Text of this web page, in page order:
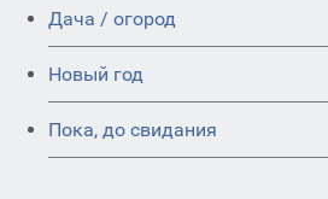
Дача / огород
Новый год
Пока, до свидания